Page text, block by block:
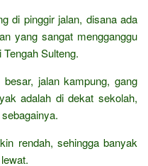
di pinggir jalan, disana ada
yang sangat mengganggu
Sulteng.
jalan kampung, gang
adalah di dekat sekolah,
rendah, sehingga banyak